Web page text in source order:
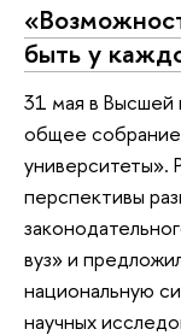
быть у
31 мая в Высшей
общее собрание
университеты».
перспективы
вуз» и
национальную
научных